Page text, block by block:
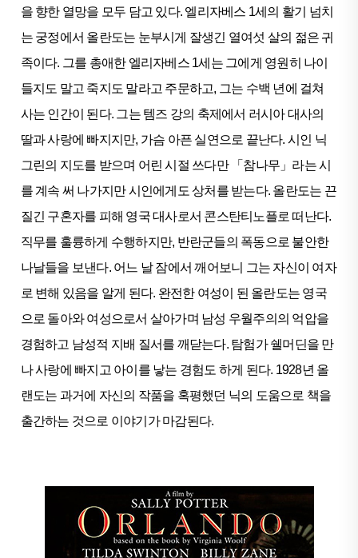
을 향한 열망을 모두 담고 있다. 엘리자베스 1세의 활기 넘치
는 궁정에서 올란도는 눈부시게 잘생긴 열여섯 살의 젊은 귀
족이다. 그를 총애한 엘리자베스 1세는 그에게 영원히 나이
들지도 말고 죽지도 말라고 주문하고, 그는 수백 년에 걸쳐
사는 인간이 된다. 그는 템즈 강의 축제에서 러시아 대사의
딸과 사랑에 빠지지만, 가슴 아픈 실연으로 끝난다. 시인 닉
그린의 지도를 받으며 어린 시절 쓰다만 「참나무」라는 시
를 계속 써 나가지만 시인에게도 상처를 받는다. 올란도는 끈
질긴 구혼자를 피해 영국 대사로서 콘스탄티노플로 떠난다.
직무를 훌륭하게 수행하지만, 반란군들의 폭동으로 불안한
나날들을 보낸다. 어느 날 잠에서 깨어보니 그는 자신이 여자
로 변해 있음을 알게 된다. 완전한 여성이 된 올란도는 영국
으로 돌아와 여성으로서 살아가며 남성 우월주의의 억압을
경험하고 남성적 지배 질서를 깨닫는다. 탐험가 쉘머딘을 만
나 사랑에 빠지고 아이를 낳는 경험도 하게 된다. 1928년 올
랜도는 과거에 자신의 작품을 혹평했던 닉의 도움으로 책을
출간하는 것으로 이야기가 마감된다.